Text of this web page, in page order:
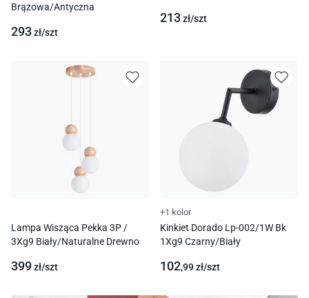
Brązowa/Antyczna
293zł/szt
213zł/szt
Lampa Wisząca Pekka 3P /
3Xg9 Biały/Naturalne Drewno
399zł/szt
+1 kolor
Kinkiet Dorado Lp-002/1W Bk
1Xg9 Czarny/Biały
102,99zł/szt